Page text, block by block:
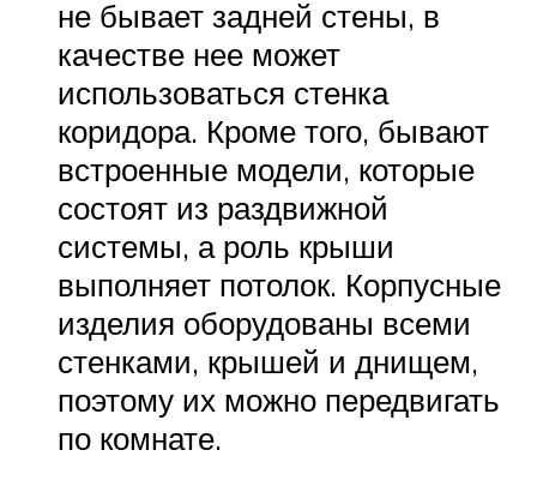
не бывает задней стены, в
качестве нее может
использоваться стенка
коридора. Кроме того, бывают
встроенные модели, которые
состоят из раздвижной
системы, а роль крыши
выполняет потолок. Корпусные
изделия оборудованы всеми
стенками, крышей и днищем,
поэтому их можно передвигать
по комнате.